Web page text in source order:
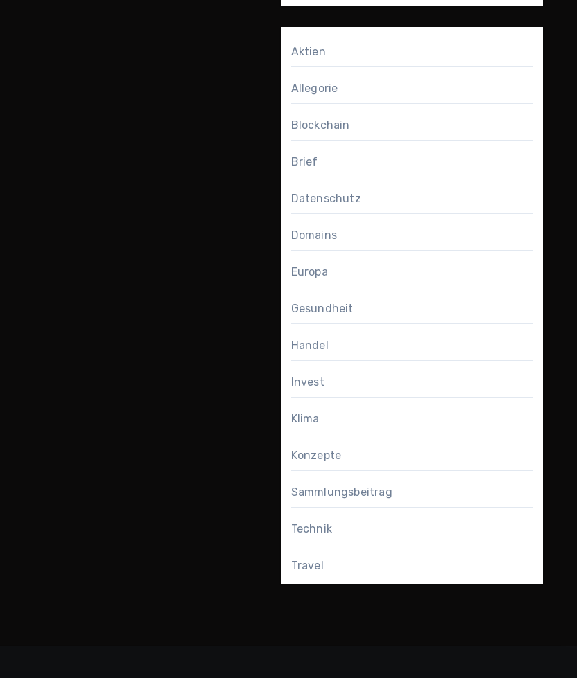
Aktien
Allegorie
Blockchain
Brief
Datenschutz
Domains
Europa
Gesundheit
Handel
Invest
Klima
Konzepte
Sammlungsbeitrag
Technik
Travel